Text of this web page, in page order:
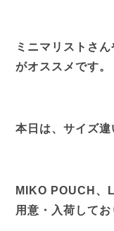
ミニマリストさ
がオススメです。
本日は、サイズ
MIKO POUCH、
用意・入荷してお